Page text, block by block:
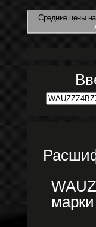
Средние цены